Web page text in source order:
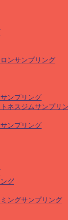
ンサンプリング
ンプリング
ネスジムサンプリ
ンプリング
グ
ングサンプリング